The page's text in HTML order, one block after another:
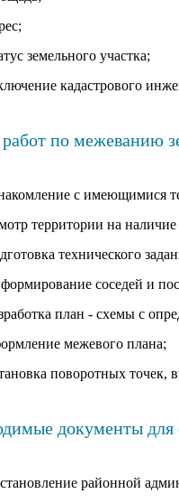
земельного участка;
кадастрового
по межеванию
с имеющимися
территории на
технического
соседей и
план - схемы с
межевого плана;
поворотных точек,
документы
районной